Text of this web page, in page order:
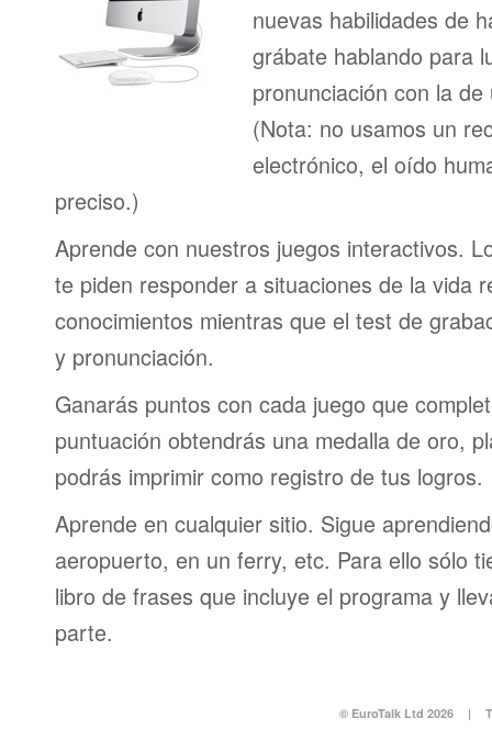
nuevas habilidades de
grábate hablando para
pronunciación con la
(Nota: no usamos un
electrónico, el oído
preciso.)
Aprende con nuestros juegos interactivos.
te piden responder a situaciones de la vida
conocimientos mientras que el test de
y pronunciación.
Ganarás puntos con cada juego que
puntuación obtendrás una medalla de oro,
podrás imprimir como registro de tus logros.
Aprende en cualquier sitio. Sigue
aeropuerto, en un ferry, etc. Para ello sólo
libro de frases que incluye el programa y
parte.
© EuroTalk Ltd 2026 |